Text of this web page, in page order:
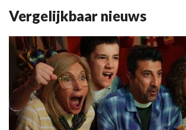
Vergelijkbaar nieuws